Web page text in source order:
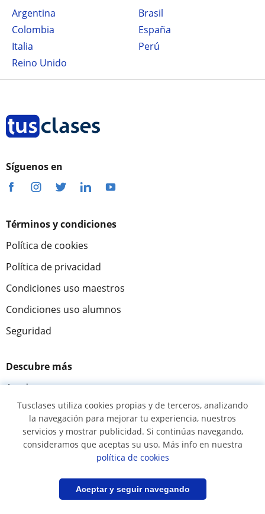
Guardar búsqueda
Argentina
Brasil
Colombia
España
Italia
Perú
Reino Unido
Síguenos en
Términos y condiciones
Política de cookies
Política de privacidad
Condiciones uso maestros
Condiciones uso alumnos
Seguridad
Descubre más
Ayuda
Cómo funciona
Acceso profesores
Acceso a alumnos
Tusclases en el mundo
Tusclases utiliza cookies propias y de terceros, analizando
la navegación para mejorar tu experiencia, nuestros
servicios y mostrar publicidad. Si continúas navegando,
consideramos que aceptas su uso. Más info en nuestra
política de cookies
Aceptar y seguir navegando